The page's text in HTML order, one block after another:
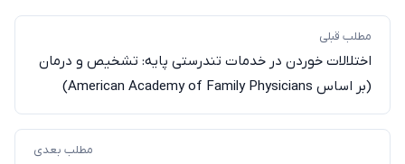
مطلب قبلی
اختلالات خوردن در خدمات تندرستی پایه: تشخیص و درمان
(بر اساس American Academy of Family Physicians)
مطلب بعدی